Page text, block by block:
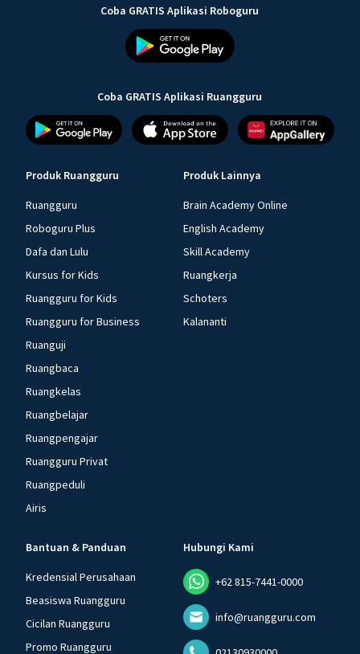
Coba GRATIS Aplikasi Roboguru
Coba GRATIS Aplikasi Ruangguru
Produk Ruangguru
Ruangguru
Roboguru Plus
Dafa dan Lulu
Kursus for Kids
Ruangguru for Kids
Ruangguru for Business
Ruanguji
Ruangbaca
Ruangkelas
Ruangbelajar
Ruangpengajar
Ruangguru Privat
Ruangpeduli
Airis
Produk Lainnya
Brain Academy Online
English Academy
Skill Academy
Ruangkerja
Schoters
Kalananti
Bantuan & Panduan
Kredensial Perusahaan
Beasiswa Ruangguru
Cicilan Ruangguru
Promo Ruangguru
Hubungi Kami
+62 815-7441-0000
info@ruangguru.com